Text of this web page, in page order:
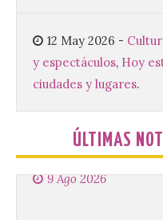
12 May 2026 -
y espectáculos, Hoy
ciudades y lugares.
ÚLTIMAS
agosto la presentación
Fest Summer […]
El gran libro del
9 Ago 2026